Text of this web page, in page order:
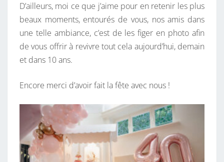
D’ailleurs, moi ce que j’aime pour en retenir les plus
beaux moments, entourés de vous, nos amis dans
une telle ambiance, c’est de les figer en photo afin
de vous offrir à revivre tout cela aujourd’hui, demain
et dans 10 ans.
Encore merci d’avoir fait la fête avec nous !